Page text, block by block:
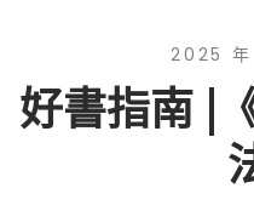
2025 年
好書指南 |